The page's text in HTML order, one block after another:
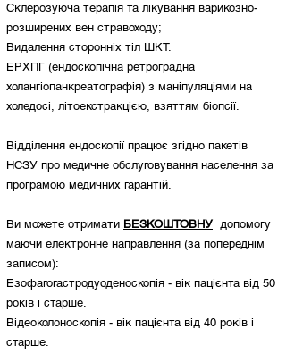
Склерозуюча терапія та лікування варикозно-
розширених вен стравоходу;
Видалення сторонніх тіл ШКТ.
ЕРХПГ (ендоскопічна ретроградна
холангіопанкреатографія) з маніпуляціями на
холедосі, літоекстракцією, взяттям біопсії.
Відділення ендоскопії працює згідно пакетів
НСЗУ про медичне обслуговування населення за
програмою медичних гарантій.
Ви можете отримати БЕЗКОШТОВНУ допомогу
маючи електронне направлення (за попереднім
записом):
Езофагогастродуоденоскопія - вік пацієнта від 50
років і старше.
Відеоколоноскопія - вік пацієнта від 40 років і
старше.